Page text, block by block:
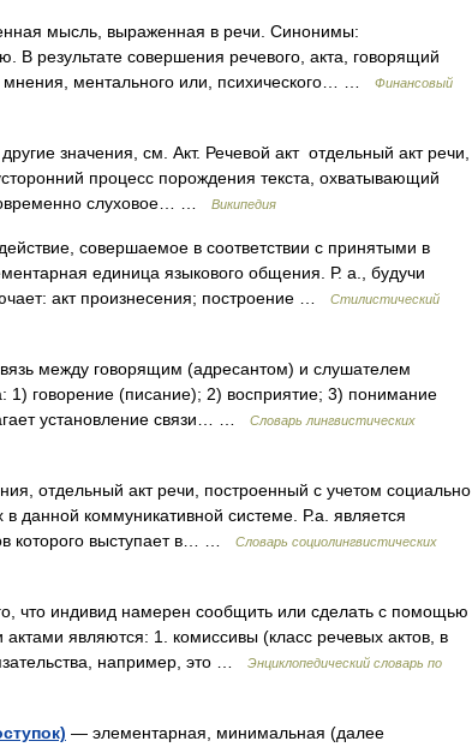
мысль, выраженная в речи. Синонимы:
В результате совершения речевого, акта, говорящий
ментального или, психического… …
Финансовый
значения, см. Акт. Речевой акт отдельный акт речи,
процесс порождения текста, охватывающий
слуховое… …
Википедия
совершаемое в соответствии с принятыми в
единица языкового общения. Р. а., будучи
акт произнесения; построение …
Стилистический
между говорящим (адресантом) и слушателем
говорение (писание); 2) восприятие; 3) понимание
установление связи… …
Словарь лингвистических
отдельный акт речи, построенный с учетом социально
данной коммуникативной системе. Р.а. является
которого выступает в… …
Словарь социолингвистических
что индивид намерен сообщить или сделать с помощью
являются: 1. комиссивы (класс речевых актов, в
например, это …
Энциклопедический словарь по
— элементарная, минимальная (далее